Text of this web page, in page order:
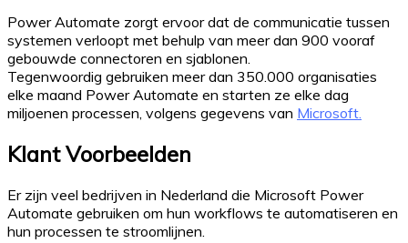
Power Automate zorgt ervoor dat de communicatie tussen
systemen verloopt met behulp van meer dan 900 vooraf
gebouwde connectoren en sjablonen.
Tegenwoordig gebruiken meer dan 350.000 organisaties
elke maand Power Automate en starten ze elke dag
miljoenen processen, volgens gegevens van Microsoft.
Klant Voorbeelden
Er zijn veel bedrijven in Nederland die Microsoft Power
Automate gebruiken om hun workflows te automatiseren en
hun processen te stroomlijnen.